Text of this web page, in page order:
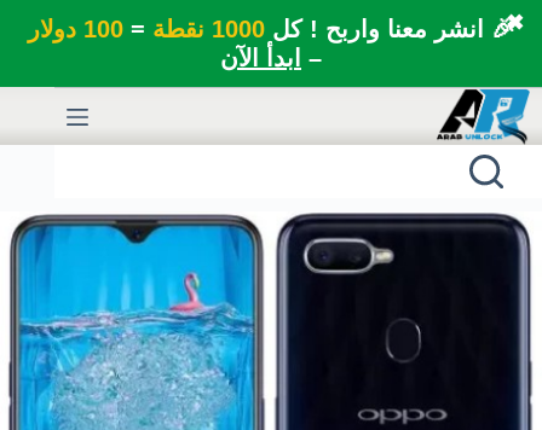
🎉 انشر معنا واربح ! كل1000 نقطة =100 دولار
– ابدأ الآن
✖
التجاوز
إلى
المحتوى